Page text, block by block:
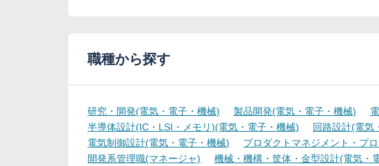
職種から探す
研究・開発(電気・電子・機械) 製品開発(電気・電子・機械)
半導体設計(IC・LSI・メモリ)(電気・電子・機械)
回路設計(電気
電気制御設計(電気・電子・機械)
プロダクトマネジメント・プ
開発系管理職(マネージャ)
機械・機構・筐体・金型設計(電気・